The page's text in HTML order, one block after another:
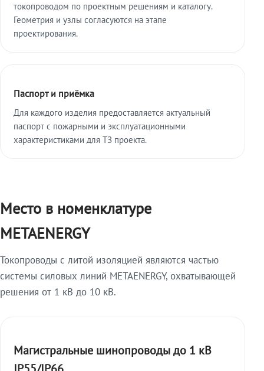
токопроводом по проектным решениям и каталогу.
Геометрия и узлы согласуются на этапе
проектирования.
Паспорт и приёмка
Для каждого изделия предоставляется актуальный
паспорт с пожарными и эксплуатационными
характеристиками для ТЗ проекта.
Место в номенклатуре
METAENERGY
Токопроводы с литой изоляцией являются частью
системы силовых линий METAENERGY, охватывающей
решения от 1 кВ до 10 кВ.
Магистральные шинопроводы до 1 кВ